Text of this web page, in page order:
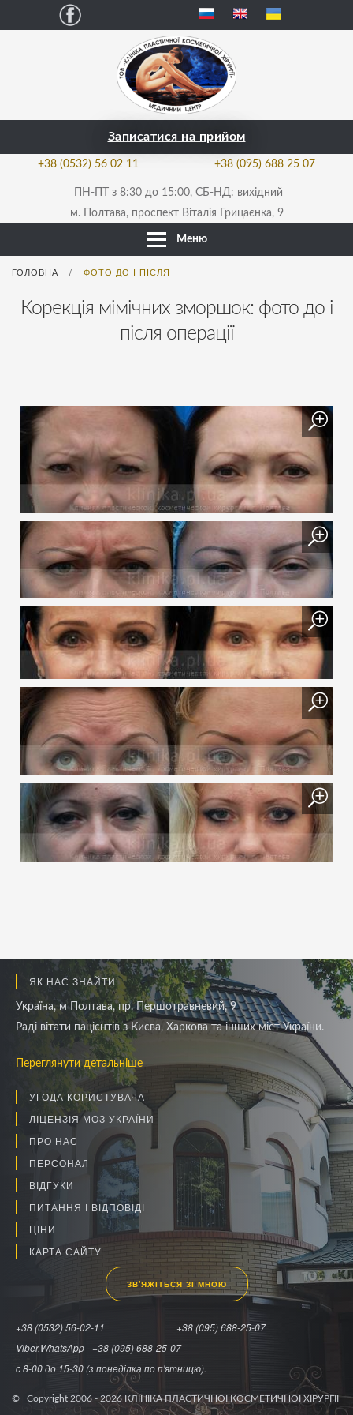
Facebook
Записатися на прийом
м. Полтава, проспект Віталія Грицаєнка, 9
ПН-ПТ з 8:30 до 15:00, СБ-НД: вихідний
+38 (0532) 56 02 11 +38 (095) 688 25 07
Меню
ГОЛОВНА / ФОТО ДО І ПІСЛЯ
Корекція мімічних зморшок: фото до і
після операції
ЯК НАС ЗНАЙТИ
Україна, м Полтава, пр. Першотравневий, 9
Раді вітати пацієнтів з Києва, Харкова та інших міст України.
Переглянути детальніше
УГОДА КОРИСТУВАЧА
ЛІЦЕНЗІЯ МОЗ УКРАЇНИ
ЗВ'ЯЖІТЬСЯ ЗІ МНОЮ
+38 (0532) 56-02-11
+38 (095) 688-25-07
Viber,WhatsApp - +38 (095) 688-25-07
c 8-00 до 15-30 (з понеділка по п'ятницю).
ПРО НАС
ПЕРСОНАЛ
ВІДГУКИ
ПИТАННЯ І ВІДПОВІДІ
ЦІНИ
КАРТА САЙТУ
© Copyright 2006 - 2026 КЛІНІКА ПЛАСТИЧНОЇ КОСМЕТИЧНОЇ ХІРУРГІЇ